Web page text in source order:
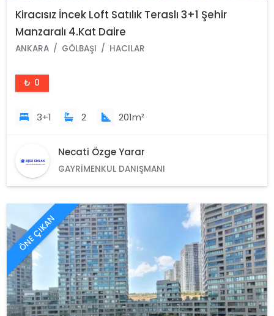
Kiracısız İncek Loft Satılık Teraslı 3+1 Şehir
Manzaralı 4.Kat Daire
ANKARA GÖLBAŞI HACILAR
₺ 0
3+1 2 201m²
Necati Özge Yarar
GAYRIMENKUL DANIŞMANI
ÖNE ÇIKAN